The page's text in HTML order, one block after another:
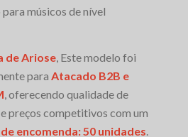
músicos de nível
de Ariose, Este modelo foi
para Atacado B2B e
, oferecendo qualidade de
preços competitivos com um
encomenda: 50 unidades.